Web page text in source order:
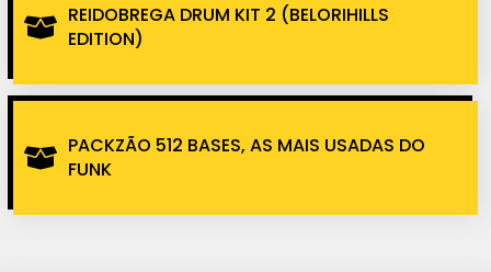
REIDOBREGA DRUM KIT 2 (BELORIHILLS
EDITION)
PACKZÃO 512 BASES, AS MAIS USADAS DO
FUNK